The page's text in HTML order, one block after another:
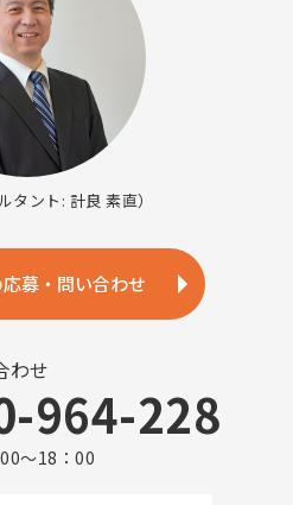
タント: 計良 素直）
募・問い合わせ
わせ
964-228
～18：00